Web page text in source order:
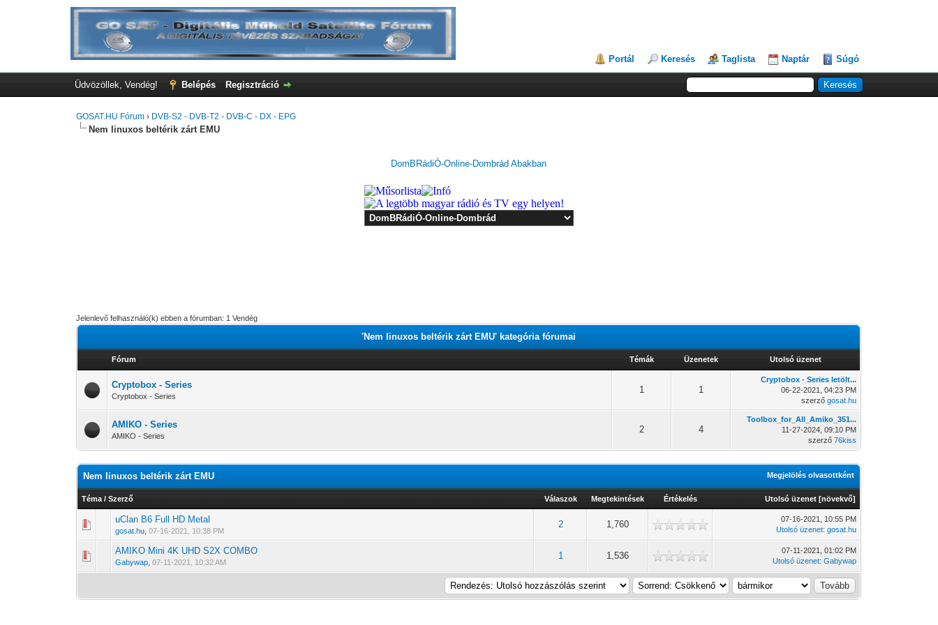
Portál Keresés Taglista Naptár Súgó
Üdvözöllek, Vendég! Belépés Regisztráció
GOSAT.HU Fórum › DVB-S2 - DVB-T2 - DVB-C - DX - EPG
Nem linuxos beltérik zárt EMU
DomBRádiÓ-Online-Dombrád Abakban
Jelenlevő felhasználó(k) ebben a fórumban: 1 Vendég
'Nem linuxos beltérik zárt EMU' kategória fórumai
Fórum Témák Üzenetek Utolsó üzenet
Cryptobox - Series
Cryptobox - Series
1 1
Cryptobox - Series letölt...
06-22-2021, 04:23 PM
szerzőgosat.hu
AMIKO - Series
AMIKO - Series
2 4
Toolbox_for_All_Amiko_351...
11-27-2024, 09:10 PM
szerző76kiss
Megjelölés olvasottként
Nem linuxos beltérik zárt EMU
Téma /Szerző Válaszok Megtekintések Értékelés Utolsó üzenet [növekvő]
uClan B6 Full HD Metal
gosat.hu ,07-16-2021, 10:38 PM
2 1,760
07-16-2021, 10:55 PM
Utolsó üzenet:gosat.hu
AMIKO Mini 4K UHD S2X COMBO
Gabywap ,07-11-2021, 10:32 AM
1 1,536
0 Szavazat - 0 / 5 átlagban
07-11-2021, 01:02 PM
Utolsó üzenet:Gabywap